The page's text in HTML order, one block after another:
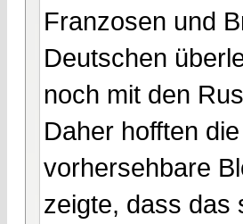
Franzosen und
Deutschen
noch mit den
Daher hofften
vorhersehbare
zeigte, dass das